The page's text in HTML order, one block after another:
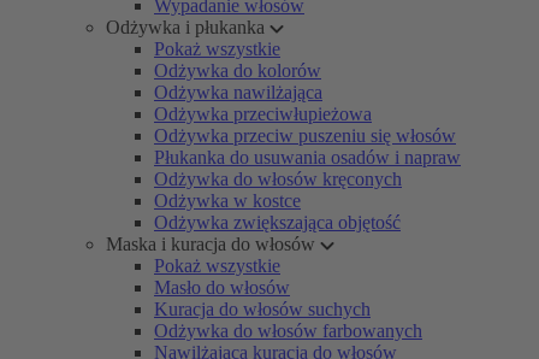
Wypadanie włosów
Odżywka i płukanka
Pokaż wszystkie
Odżywka do kolorów
Odżywka nawilżająca
Odżywka przeciwłupieżowa
Odżywka przeciw puszeniu się włosów
Płukanka do usuwania osadów i napraw
Odżywka do włosów kręconych
Odżywka w kostce
Odżywka zwiększająca objętość
Maska i kuracja do włosów
Pokaż wszystkie
Masło do włosów
Kuracja do włosów suchych
Odżywka do włosów farbowanych
Nawilżająca kuracja do włosów